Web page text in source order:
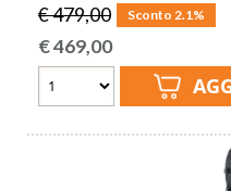
€ 479,00 Sconto 2.1%
€469,00